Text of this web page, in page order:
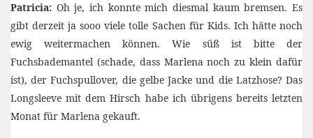
Patricia: Oh je, ich konnte mich diesmal kaum bremsen. Es
gibt derzeit ja sooo viele tolle Sachen für Kids. Ich hätte noch
ewig weitermachen können. Wie süß ist bitte der
Fuchsbademantel (schade, dass Marlena noch zu klein dafür
ist), der Fuchspullover, die gelbe Jacke und die Latzhose? Das
Longsleeve mit dem Hirsch habe ich übrigens bereits letzten
Monat für Marlena gekauft.